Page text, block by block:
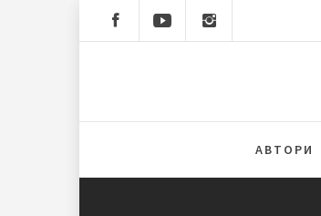
АВТОРИ